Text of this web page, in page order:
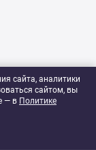
сайта, аналитики
сайтом, вы
— в Политике